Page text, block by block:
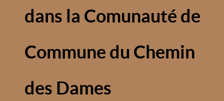
dans la Comunauté de
Commune du Chemin
des Dames